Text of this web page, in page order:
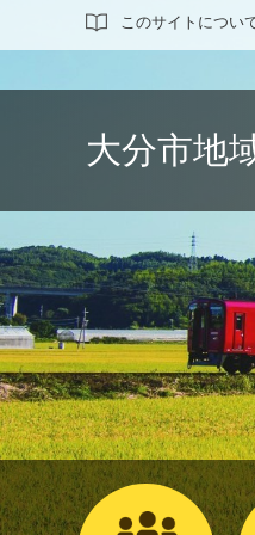
このサイトについ
サイト内検索
大分市地